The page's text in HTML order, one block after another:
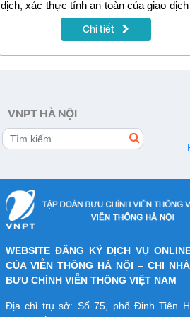
dịch, xác thực tính an toàn của giao dịch
tử qua mạng. Sau 10 năm cung cấp
trường, dịch vụ này đã đáp ứng được
sử dụng cá nhân...
Chi tiết
VNPT HÀ NỘI
WEBSITE ĐĂNG KÝ DỊCH VỤ
CỦA VIỄN THÔNG HÀ NỘI – CHI
BƯU CHÍNH VIỄN THÔNG VIỆT NAM
Địa chỉ trụ sở: Số 75, phố Đinh Tiên